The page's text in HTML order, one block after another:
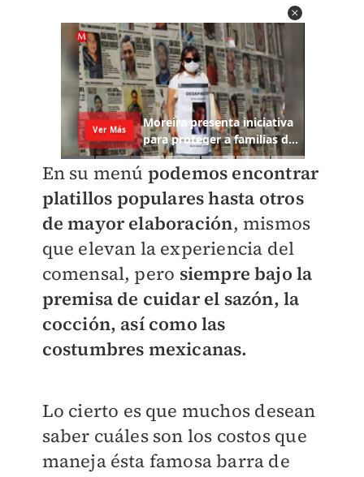
En su menú podemos encontrar
platillos populares hasta otros
de mayor elaboración, mismos
que elevan la experiencia del
comensal, pero siempre bajo la
premisa de cuidar el sazón, la
cocción, así como las
costumbres mexicanas.
Lo cierto es que muchos desean
saber cuáles son los costos que
maneja ésta famosa barra de